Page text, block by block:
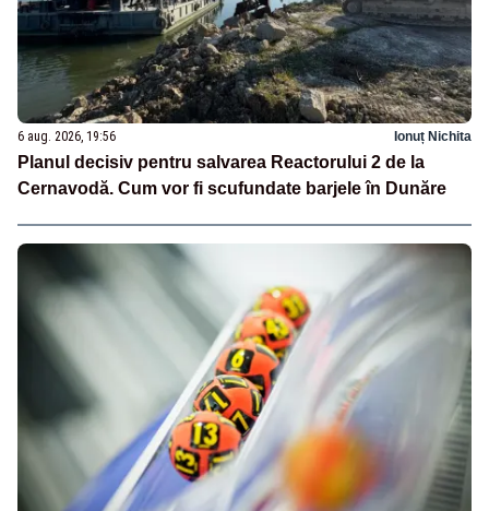
6 aug. 2026, 19:56 Ionuț Nichita
Planul decisiv pentru salvarea Reactorului 2 de la
Cernavodă. Cum vor fi scufundate barjele în Dunăre